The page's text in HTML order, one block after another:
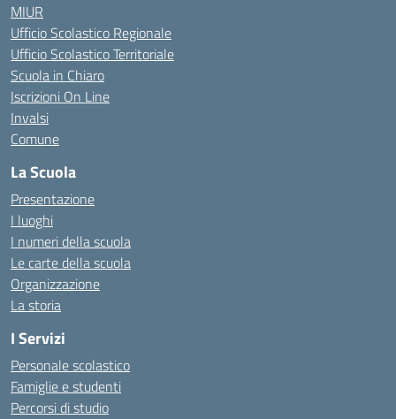
MIUR
Ufficio Scolastico Regionale
Ufficio Scolastico Territoriale
Scuola in Chiaro
Iscrizioni On Line
Invalsi
Comune
La Scuola
Presentazione
I luoghi
I numeri della scuola
Le carte della scuola
Organizzazione
La storia
I Servizi
Personale scolastico
Famiglie e studenti
Percorsi di studio